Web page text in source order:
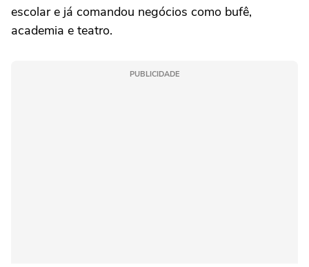
escolar e já comandou negócios como bufê,
academia e teatro.
PUBLICIDADE